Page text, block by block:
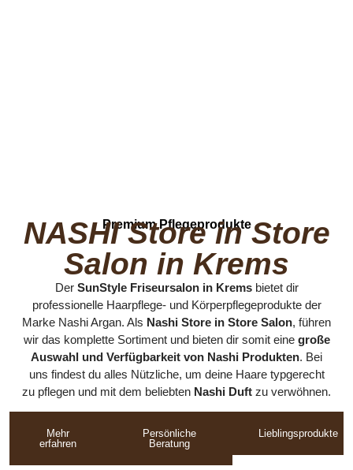
Premium Pflegeprodukte
NASHI Store in Store
Salon in Krems
Der SunStyleFriseursalon in Kremsbietet dir
professionelle Haarpflege- und Körperpflegeprodukte der
Marke NashiArgan. Als Nashi Store in Store Salon, führen
wir das komplette Sortiment und bieten dir somit eine große
Auswahl und Verfügbarkeit von Nashi Produkten. Bei
uns findest du alles Nützliche, um deine Haare typgerecht
zu pflegen und mit dem beliebten Nashi Duft zu verwöhnen.
Mehr
erfahren
Persönliche
Beratung
Lieblingsprodukte